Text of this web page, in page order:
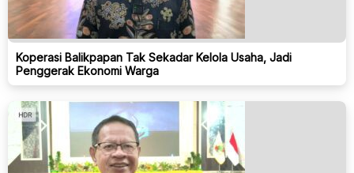
Koperasi Balikpapan Tak Sekadar Kelola Usaha, Jadi
Penggerak Ekonomi Warga